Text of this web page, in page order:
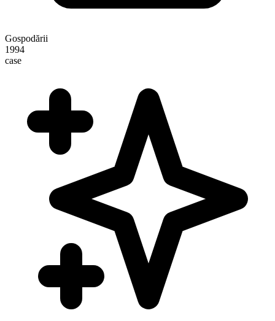
Gospodării
1994
case